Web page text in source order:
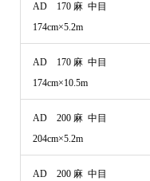
AD 170 麻 中目
174cm×5.2m
AD 170 麻 中目
174cm×10.5m
AD 200 麻 中目
204cm×5.2m
AD 200 麻 中目